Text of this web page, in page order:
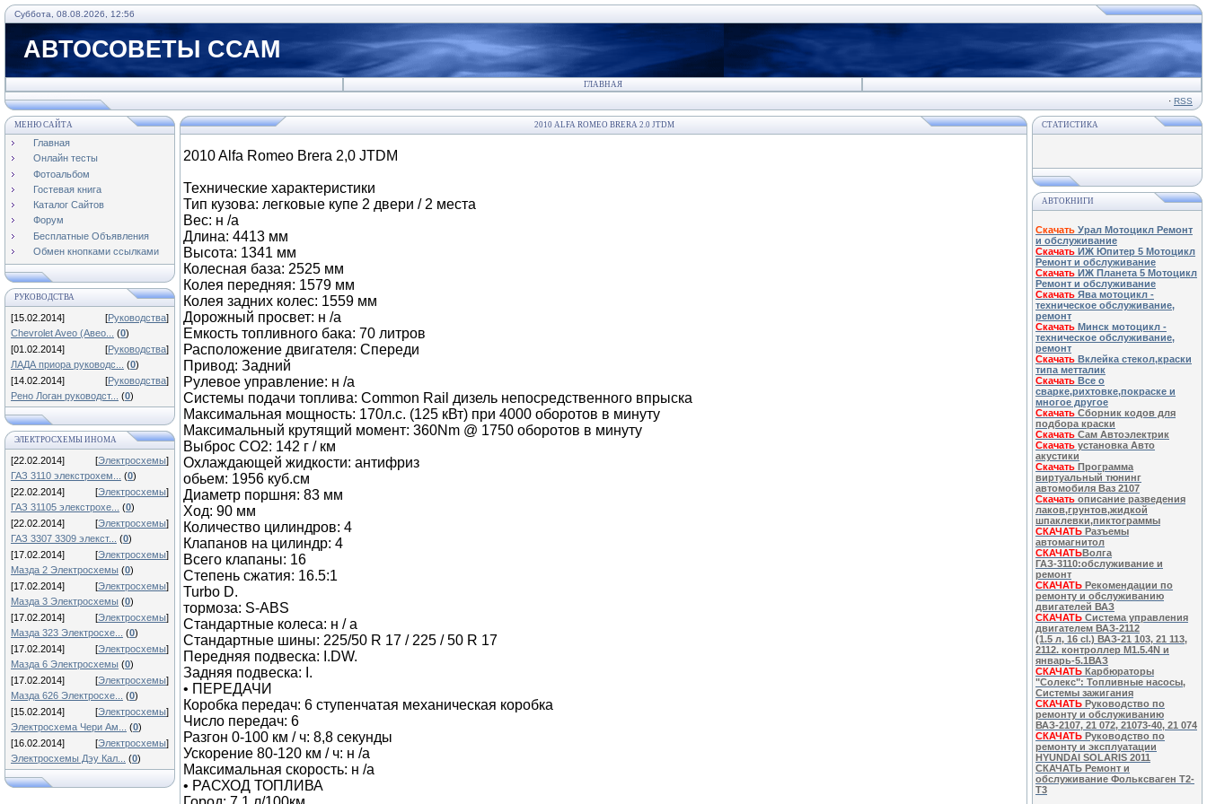
Суббота, 08.08.2026, 12:56
АВТОСОВЕТЫ ССАМ
ГЛАВНАЯ
· RSS
МЕНЮ САЙТА
Главная
Онлайн тесты
Фотоальбом
Гостевая книга
Каталог Сайтов
Форум
Бесплатные Объявления
Обмен кнопками ссылками
РУКОВОДСТВА
[15.02.2014] [Руководства]
Chevrolet Aveo (Авео...
(0)
[01.02.2014]
[Руководства]
ЛАДА приора руководс...
(0)
[14.02.2014]
[Руководства]
Рено Логан руководст...
(0)
ЭЛЕКТРОСХЕМЫ ИНОМА
[22.02.2014] [Электросхемы]
ГАЗ 3110 элекстрохем...
(0)
[22.02.2014]
[Электросхемы]
ГАЗ 31105 элекстрохе...
(0)
[22.02.2014]
[Электросхемы]
ГАЗ 3307 3309 элекст...
(0)
[17.02.2014]
[Электросхемы]
Мазда 2 Электросхемы (0)
[17.02.2014]
[Электросхемы]
Мазда 3 Электросхемы (0)
[17.02.2014]
[Электросхемы]
Мазда 323 Электросхе...
(0)
[17.02.2014]
[Электросхемы]
Мазда 6 Электросхемы (0)
[17.02.2014]
[Электросхемы]
Мазда 626 Электросхе...
(0)
[15.02.2014]
[Электросхемы]
Электросхема Чери Ам...
(0)
[16.02.2014]
[Электросхемы]
Электросхемы Дэу Кал...
(0)
2010 ALFA ROMEO BRERA 2.0 JTDM
2010 Alfa Romeo Brera 2,0 JTDM
Технические характеристики
Тип кузова: легковые купе 2 двери / 2 места
Вес: н /а
Длина: 4413 мм
Высота: 1341 мм
Колесная база: 2525 мм
Колея передняя: 1579 мм
Колея задних колес: 1559 мм
Дорожный просвет: н /а
Емкость топливного бака: 70 литров
Расположение двигателя: Спереди
Привод: Задний
Рулевое управление: н /а
Системы подачи топлива: Common Rail дизель непосредственного впрыска
Максимальная мощность: 170л.с. (125 кВт) при 4000 оборотов в минуту
Максимальный крутящий момент: 360Nm @ 1750 оборотов в минуту
Выброс CO2: 142 г / км
Охлаждающей жидкости: антифриз
обьем: 1956 куб.см
Диаметр поршня: 83 мм
Ход: 90 мм
Количество цилиндров: 4
Клапанов на цилиндр: 4
Всего клапаны: 16
Степень сжатия: 16.5:1
Turbo D.
тормоза: S-ABS
Стандартные колеса: н / а
Стандартные шины: 225/50 R 17 / 225 / 50 R 17
Передняя подвеска: I.DW.
Задняя подвеска: I.
• ПЕРЕДАЧИ
Коробка передач: 6 ступенчатая механическая коробка
Число передач: 6
Разгон 0-100 км / ч: 8,8 секунды
Ускорение 80-120 км / ч: н /а
Максимальная скорость: н /а
• РАСХОД ТОПЛИВА
СТАТИСТИКА
АВТОКНИГИ
Скачать Урал Мотоцикл Ремонт
и обслуживание
Скачать ИЖ Юпитер 5 Мотоцикл
Ремонт и обслуживание
Скачать ИЖ Планета 5 Мотоцикл
Ремонт и обслуживание
Скачать Ява мотоцикл -
техническое обслуживание,
ремонт
Скачать Минск мотоцикл -
техническое обслуживание,
ремонт
Скачать Вклейка стекол,краски
типа метталик
Скачать Все о
сварке,рихтовке,покраске и
многое другое
Скачать Сборник кодов для
подбора краски
Скачать Сам Автоэлектрик
Скачать установка Авто
акустики
Скачать Программа
виртуальный тюнинг
автомобиля Ваз 2107
Скачать описание разведения
лаков,грунтов,жидкой
шпаклевки,пиктограммы
СКАЧАТЬ Разъемы
автомагнитол
СКАЧАТЬВолга
ГАЗ-3110:обслуживание и
ремонт
СКАЧАТЬ Рекомендации по
ремонту и обслуживанию
двигателей ВАЗ
СКАЧАТЬ Система управления
двигателем ВАЗ-2112
(1.5 л, 16 cl.) ВАЗ-21 103, 21 113,
2112. контроллер M1.5.4N и
январь-5.1ВАЗ
СКАЧАТЬ Карбюраторы
"Солекс": Топливные насосы,
Системы зажигания
СКАЧАТЬ Руководство по
ремонту и обслуживанию
ВАЗ-2107, 21 072, 21073-40, 21 074
СКАЧАТЬ Руководство по
ремонту и эксплуатации
HYUNDAI SOLARIS 2011
СКАЧАТЬ Ремонт и
обслуживание Фольксваген Т2-
Т3